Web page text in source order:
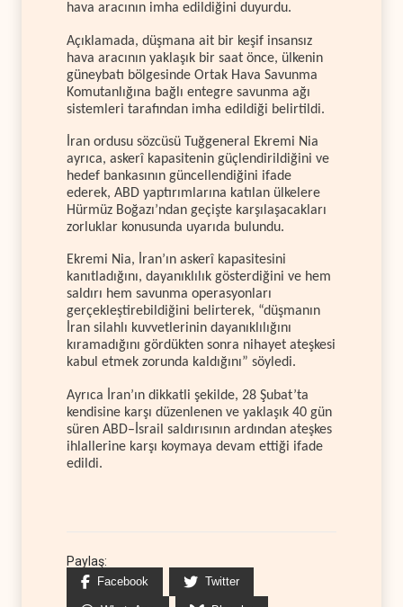
hava aracının imha edildiğini duyurdu.
Açıklamada, düşmana ait bir keşif insansız
hava aracının yaklaşık bir saat önce, ülkenin
güneybatı bölgesinde Ortak Hava Savunma
Komutanlığına bağlı entegre savunma ağı
sistemleri tarafından imha edildiği belirtildi.
İran ordusu sözcüsü Tuğgeneral Ekremi Nia
ayrıca, askerî kapasitenin güçlendirildiğini ve
hedef bankasının güncellendiğini ifade
ederek, ABD yaptırımlarına katılan ülkelere
Hürmüz Boğazı’ndan geçişte karşılaşacakları
zorluklar konusunda uyarıda bulundu.
Ekremi Nia, İran’ın askerî kapasitesini
kanıtladığını, dayanıklılık gösterdiğini ve hem
saldırı hem savunma operasyonları
gerçekleştirebildiğini belirterek, “düşmanın
İran silahlı kuvvetlerinin dayanıklılığını
kıramadığını gördükten sonra nihayet ateşkesi
kabul etmek zorunda kaldığını” söyledi.
Ayrıca İran’ın dikkatli şekilde, 28 Şubat’ta
kendisine karşı düzenlenen ve yaklaşık 40 gün
süren ABD–İsrail saldırısının ardından ateşkes
ihlallerine karşı koymaya devam ettiği ifade
edildi.
Paylaş:
Facebook Twitter